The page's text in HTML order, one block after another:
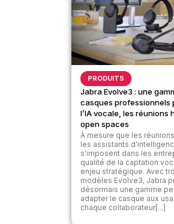
PRODUITS
Jabra Evolve3 : une
casques professionnels
l’IA vocale, les réunions
open spaces
À mesure que les
les assistants
s'imposent dans les
qualité de la captation
enjeu stratégique. Avec
modèles Evolve3, Jabra
désormais une gamme
adapter le casque aux
chaque collaborateur[...]